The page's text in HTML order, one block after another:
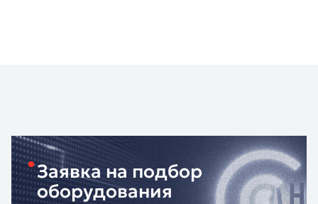
Заявка на подбор
оборудования